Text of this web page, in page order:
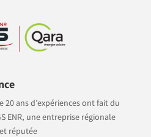
20 ans d’expériences ont fait du
ENR, une entreprise régionale
réputée